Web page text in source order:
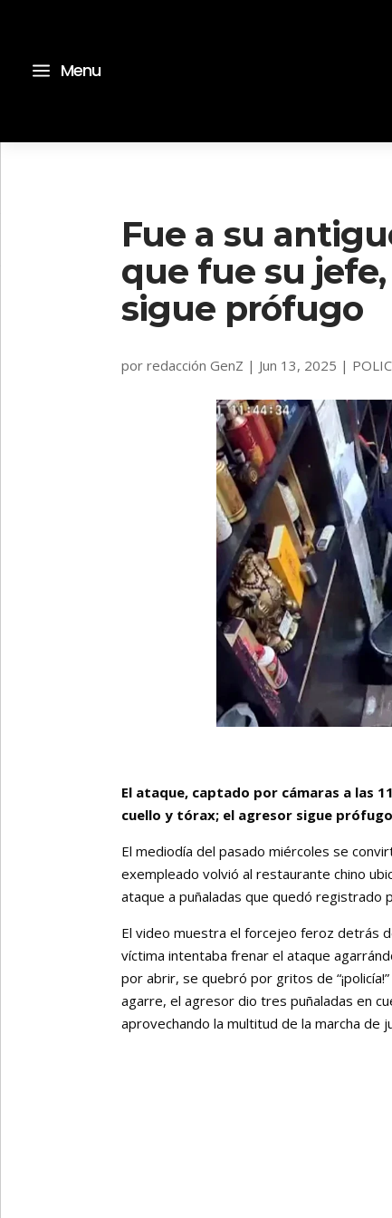
a Menu
Fue a su
que fue su
sigue prófugo
porredacción GenZ | Jun 13, 2025 |
El ataque, captado por cámaras a las
cuello y tórax; el agresor sigue
El mediodía del pasado miércoles se
exempleado volvió al restaurante chino
ataque a puñaladas que quedó registrado
El video muestra el forcejeo feroz detrás
víctima intentaba frenar el ataque
por abrir, se quebró por gritos de
agarre, el agresor dio tres puñaladas en
aprovechando la multitud de la marcha de